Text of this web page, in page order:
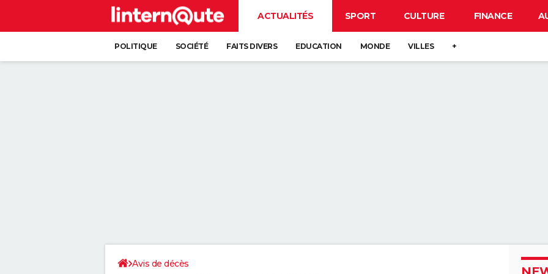
ACTUALITÉS SPORT CULTURE FINANCE
POLITIQUE SOCIÉTÉ FAITS DIVERS EDUCATION MONDE VILLES +
Avis de décès